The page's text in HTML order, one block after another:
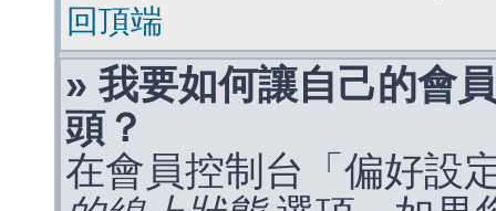
回頂端
» 我要如何讓自己的會
頭？
在會員控制台「偏好設